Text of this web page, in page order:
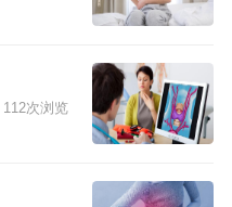
112次浏览